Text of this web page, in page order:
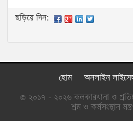
ছড়িয়ে দিন:
হোম
অনলাইন
© ২০১৭ - ২০২৬ কলকারখানা ও
শ্রম ও কর্মসংস্থান